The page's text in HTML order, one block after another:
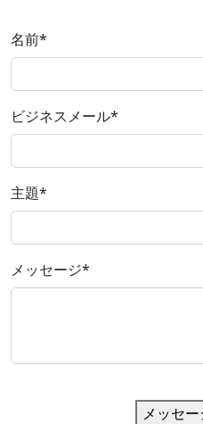
名前*
ビジネスメール*
主題*
メッセージ*
メッセ